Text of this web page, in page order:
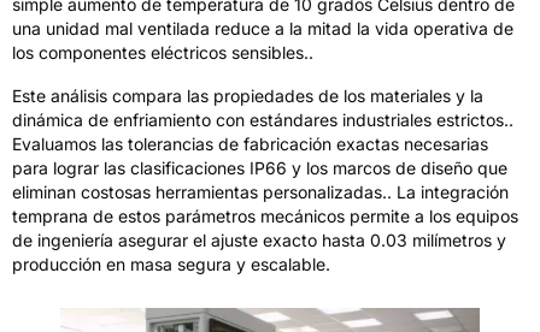
simple aumento de temperatura de 10 grados Celsius dentro de
una unidad mal ventilada reduce a la mitad la vida operativa de
los componentes eléctricos sensibles..
Este análisis compara las propiedades de los materiales y la
dinámica de enfriamiento con estándares industriales estrictos..
Evaluamos las tolerancias de fabricación exactas necesarias
para lograr las clasificaciones IP66 y los marcos de diseño que
eliminan costosas herramientas personalizadas.. La integración
temprana de estos parámetros mecánicos permite a los equipos
de ingeniería asegurar el ajuste exacto hasta 0.03 milímetros y
producción en masa segura y escalable.